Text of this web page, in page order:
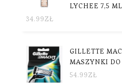
LYCHEE 7,5 ML
34.99ZŁ
GILLETTE
MASZYNKI
54.99ZŁ